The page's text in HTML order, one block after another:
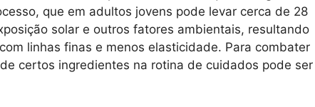
que em adultos jovens pode levar cerca de 28
solar e outros fatores ambientais, resultando
linhas finas e menos elasticidade. Para combater
certos ingredientes na rotina de cuidados pode ser